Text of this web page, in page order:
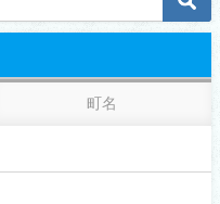
町名